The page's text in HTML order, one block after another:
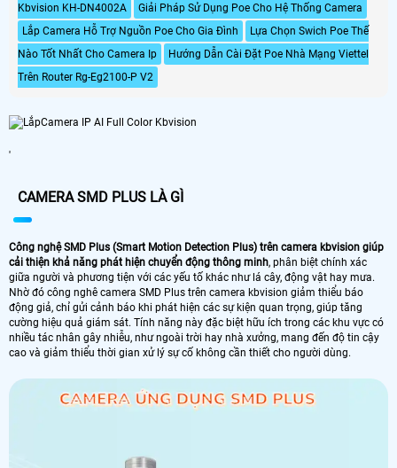
Kbvision KH-DN4002A
Giải Pháp Sử Dụng Poe Cho Hệ Thống Camera
Lắp Camera Hỗ Trợ Nguồn Poe Cho Gia Đình
Lựa Chọn Swich Poe Thế
Nào Tốt Nhất Cho Camera Ip
Hướng Dẫn Cài Đặt Poe Nhà Mạng Viettel
Trên Router Rg-Eg2100-P V2
'
CAMERA SMD PLUS LÀ GÌ
Công nghệ SMD Plus (Smart Motion Detection Plus) trên camera kbvision giúp
cải thiện khả năng phát hiện chuyển động thông minh, phân biệt chính xác
giữa người và phương tiện với các yếu tố khác như lá cây, động vật hay mưa.
Nhờ đó công nghê camera SMD Plus trên camera kbvision giảm thiểu báo
động giả, chỉ gửi cảnh báo khi phát hiện các sự kiện quan trọng, giúp tăng
cường hiệu quả giám sát. Tính năng này đặc biệt hữu ích trong các khu vực có
nhiều tác nhân gây nhiễu, như ngoài trời hay nhà xưởng, mang đến độ tin cậy
cao và giảm thiểu thời gian xử lý sự cố không cần thiết cho người dùng.